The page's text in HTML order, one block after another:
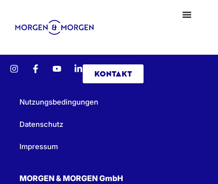
KONTAKT
Nutzungsbedingungen
Datenschutz
Impressum
MORGEN & MORGEN GmbH